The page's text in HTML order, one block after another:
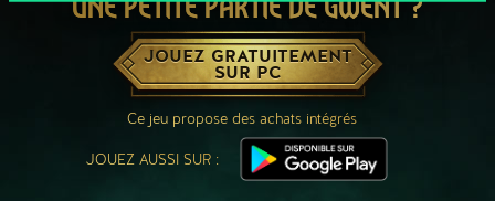
UNE PETITE PARTIE DE GWENT ?
JOUEZ GRATUITEMENT
SUR PC
Ce jeu propose des achats intégrés
JOUEZ AUSSI SUR :